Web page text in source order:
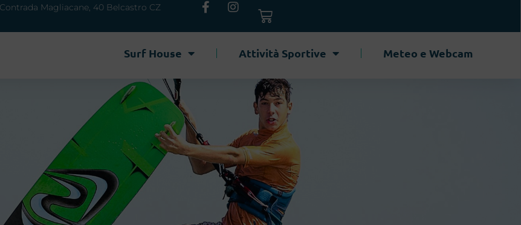
Contrada Magliacane, 40 Belcastro CZ
Surf House Attività Sportive Meteo e Webcam